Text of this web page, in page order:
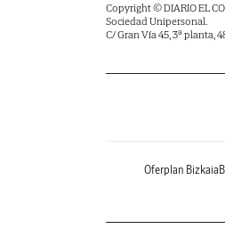
Copyright © DIARIO EL
Sociedad Unipersonal.
C/ Gran Vía 45, 3ª planta,
Oferplan Bizkaia